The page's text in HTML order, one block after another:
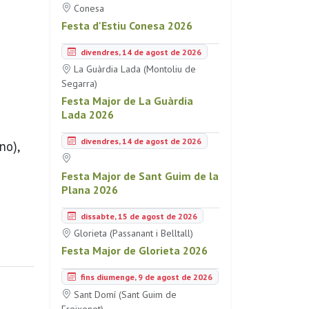
Conesa
Festa d'Estiu Conesa 2026
divendres, 14 de agost de 2026
La Guàrdia Lada (Montoliu de
Segarra)
Festa Major de La Guàrdia
Lada 2026
divendres, 14 de agost de 2026
Festa Major de Sant Guim de la
Plana 2026
dissabte, 15 de agost de 2026
Glorieta (Passanant i Belltall)
Festa Major de Glorieta 2026
fins diumenge, 9 de agost de 2026
Sant Domí (Sant Guim de